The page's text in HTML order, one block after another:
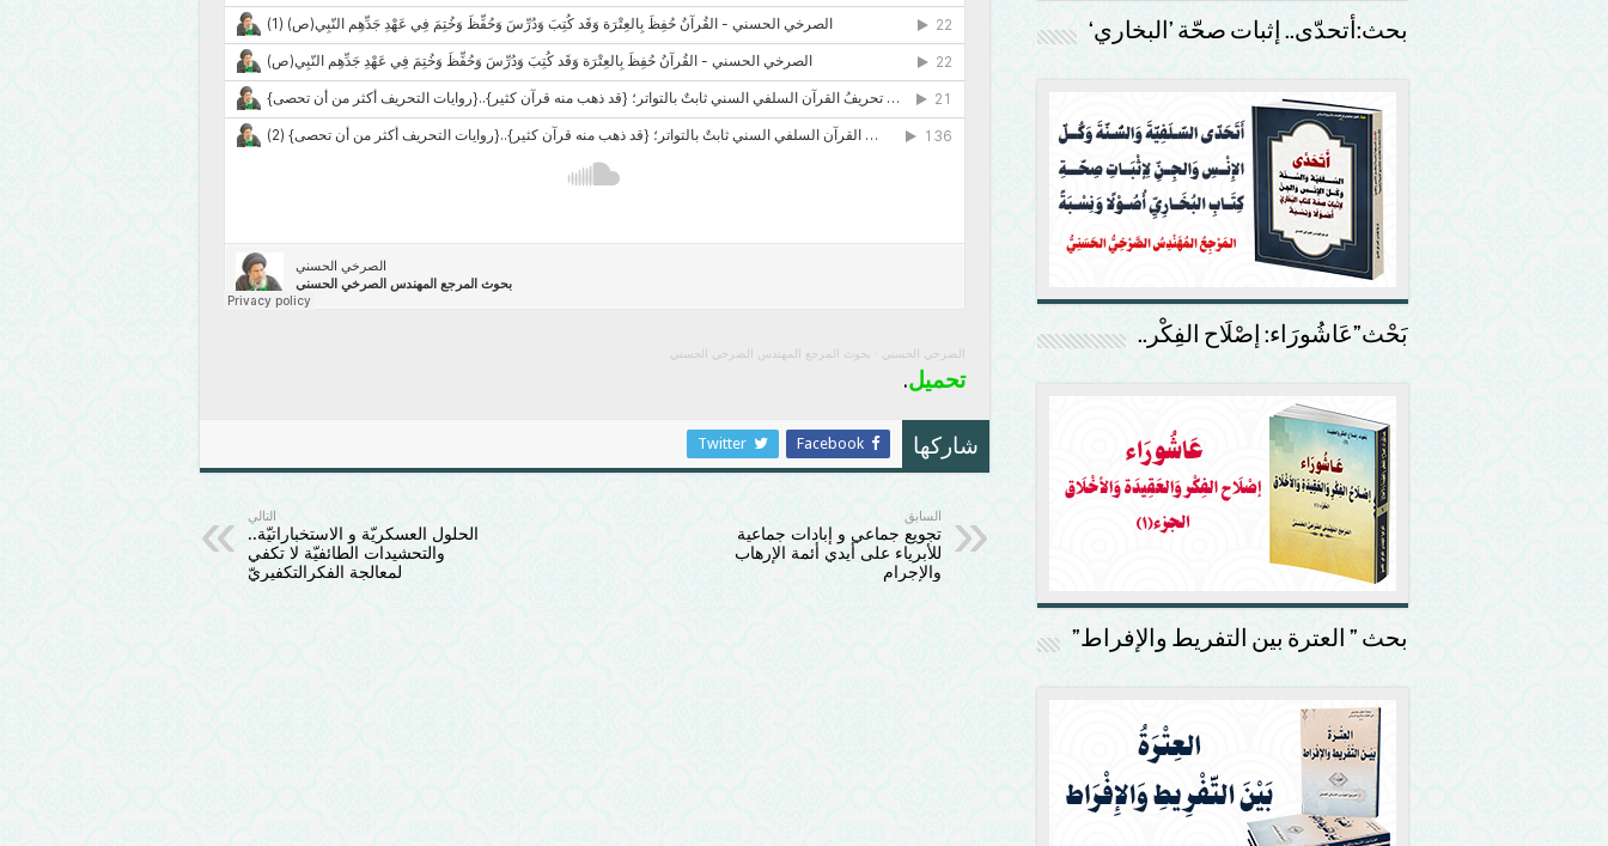
الصرخي الحسني · بحوث المرجع المهندس الصرخي الحسني
تحميل.
شاركها Facebook
Twitter
السابق
تجويع جماعي و إبادات جماعية
للأبرياء على أيدي أئمة الإرهاب
والإجرام
التالي
الحلول العسكريّة و الاستخباراتيّة..
والتحشيدات الطائفيّة لا تكفي
لمعالجة الفكرالتكفيريّ
بحث:أتحدّى.. إثبات صحّة ’البخاري‘
بَحْث”عَاشُورَاء: إصْلَاح الفِكْر..
بحث ” العترة بين التفريط والإفراط”